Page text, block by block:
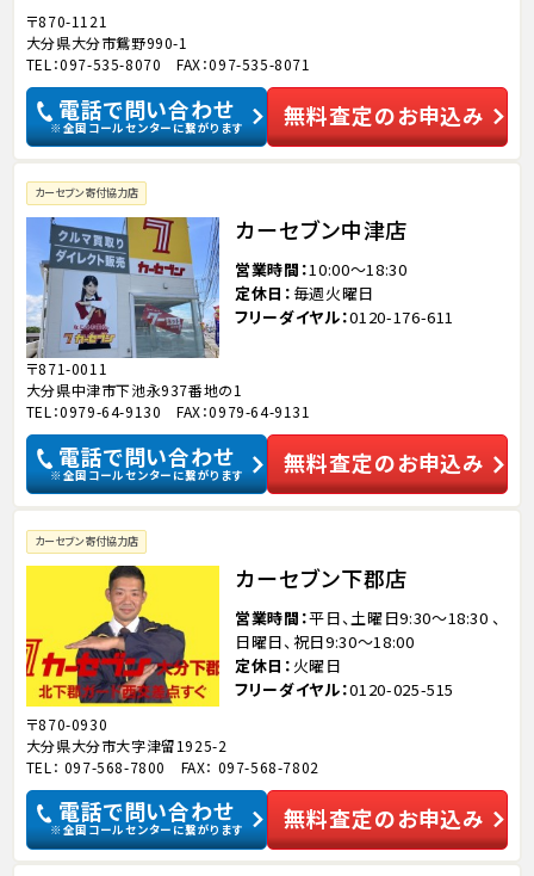
〒870-1121
大分県大分市鴛野990-1
TEL：097-535-8070 FAX：097-535-8071
電話で問い合わせ
※全国コールセンターに繋がります 無料査定のお申込み
カーセブン寄付協力店
カーセブン中津店
営業時間 10:00～18:30
定休日
毎週火曜日
フリーダイヤル 0120-176-611
〒871-0011
大分県中津市下池永937番地の1
TEL：0979-64-9130 FAX：0979-64-9131
電話で問い合わせ
※全国コールセンターに繋がります 無料査定のお申込み
カーセブン寄付協力店
カーセブン下郡店
営業時間 平日、土曜日9:30～18:30 、
日曜日、祝日9:30～18:00
定休日
火曜日
フリーダイヤル 0120-025-515
〒870-0930
大分県大分市大字津留1925-2
TEL： 097-568-7800 FAX： 097-568-7802
電話で問い合わせ
※全国コールセンターに繋がります 無料査定のお申込み